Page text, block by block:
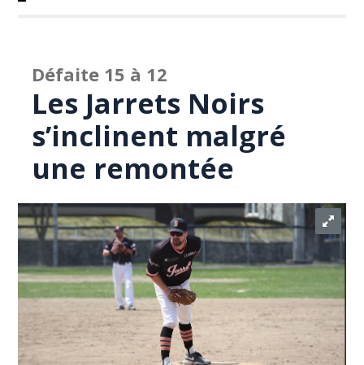
Défaite 15 à 12
Les Jarrets Noirs
s’inclinent malgré
une remontée